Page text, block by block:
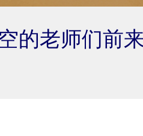
的老师们前